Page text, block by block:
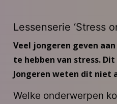
Voor ouders
Voor onderzoekers
Lessenserie ‘Stress
Veel jongeren geven
te hebben van stress.
Jongeren weten dit niet
Welke onderwerpen